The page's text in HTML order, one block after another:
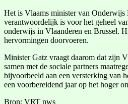
Het is Vlaams minister van Onderwijs
verantwoordelijk is voor het geheel
onderwijs in Vlaanderen en Brussel.
hervormingen doorvoeren.
Minister Gatz vraagt daarom dat zijn
samen met de sociale partners
bijvoorbeeld aan een versterking van
een voorbereidend jaar op het hoger
Bron: VRT nws